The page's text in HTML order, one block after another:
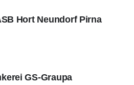
Hort Neundorf Pirna
GS-Graupa